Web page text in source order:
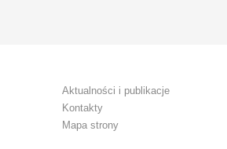
Aktualności i publikacje
Kontakty
Mapa strony